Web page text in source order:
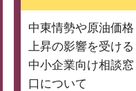
中東情勢や原油価格
上昇の影響を受ける
中小企業向け相談窓
口について